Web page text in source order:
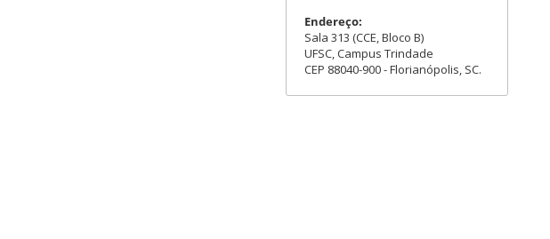
Endereço:
Sala 313 (CCE, Bloco B)
UFSC, Campus Trindade
CEP 88040-900 - Florianópolis, SC.